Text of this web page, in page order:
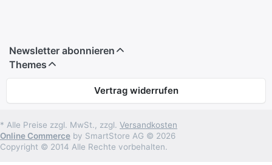
Newsletter abonnieren
Themes
Vertrag widerrufen
* Alle Preise zzgl. MwSt., zzgl. Versandkosten
Online Commerce by SmartStore AG © 2026
Copyright © 2014 Alle Rechte vorbehalten.